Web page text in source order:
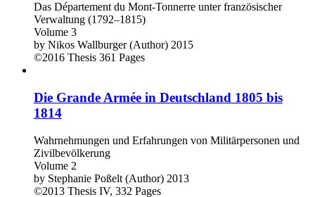
Das Département du Mont-Tonnerre unter französischer
Verwaltung (1792–1815)
Volume 3
by Nikos Wallburger (Author) 2015
©2016 Thesis 361 Pages
Die Grande Armée in Deutschland 1805 bis
1814
Wahrnehmungen und Erfahrungen von Militärpersonen und
Zivilbevölkerung
Volume 2
by Stephanie Poßelt (Author) 2013
©2013 Thesis IV, 332 Pages